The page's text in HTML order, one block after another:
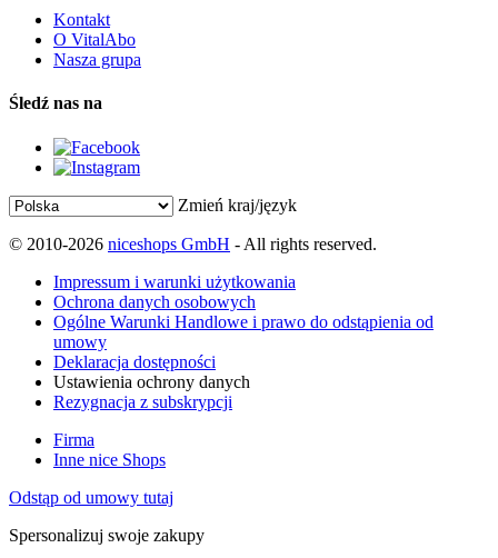
Kontakt
O VitalAbo
Nasza grupa
Śledź nas na
Zmień kraj/język
© 2010-2026 niceshops GmbH - All rights reserved.
Impressum i warunki użytkowania
Ochrona danych osobowych
Ogólne Warunki Handlowe i prawo do odstąpienia od
umowy
Deklaracja dostępności
Ustawienia ochrony danych
Rezygnacja z subskrypcji
Firma
Inne nice Shops
Odstąp od umowy tutaj
Spersonalizuj swoje zakupy